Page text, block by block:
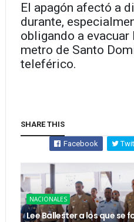
El apagón afectó a
durante,
obligando a
metro de Santo
teleférico.
SHARE THIS
Facebook
NACIONALES
Lee Ballester a los que se